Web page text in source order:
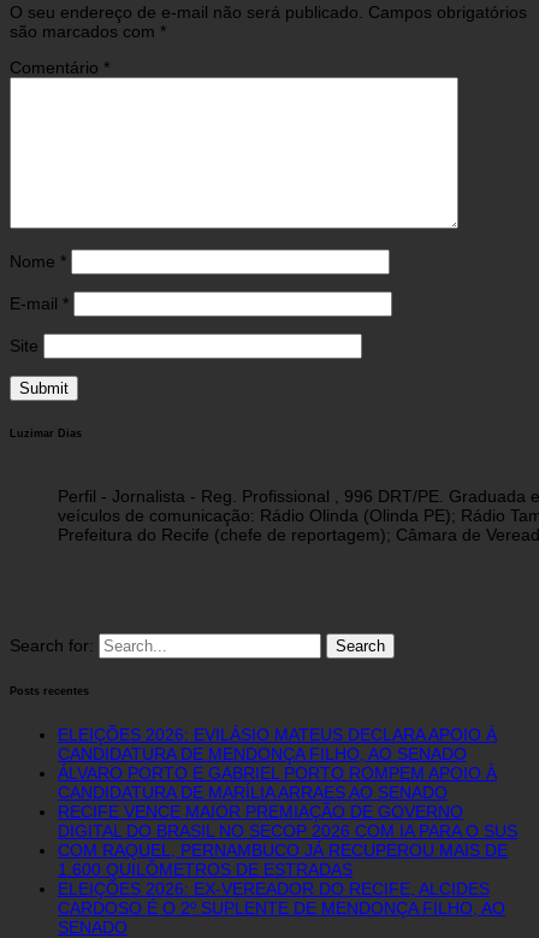
O seu endereço de e-mail não será publicado. Campos obrigatórios
são marcados com *
Comentário *
Nome *
E-mail *
Site
Luzimar Dias
Perfil - Jornalista - Reg. Profissional , 996 DRT/PE.
veículos de comunicação: Rádio Olinda (Olinda PE); Rádio
Prefeitura do Recife (chefe de reportagem); Câmara de
Search for:
Posts recentes
ELEIÇÕES 2026: EVILÁSIO MATEUS DECLARA APOIO À
CANDIDATURA DE MENDONÇA FILHO, AO SENADO
ÁLVARO PORTO E GABRIEL PORTO ROMPEM APOIO À
CANDIDATURA DE MARÍLIA ARRAES AO SENADO
RECIFE VENCE MAIOR PREMIAÇÃO DE GOVERNO
DIGITAL DO BRASIL NO SECOP 2026 COM IA PARA O SUS
COM RAQUEL, PERNAMBUCO JÁ RECUPEROU MAIS DE
1.600 QUILÔMETROS DE ESTRADAS
ELEIÇÕES 2026: EX-VEREADOR DO RECIFE, ALCIDES
CARDOSO É O 2º SUPLENTE DE MENDONÇA FILHO, AO
SENADO